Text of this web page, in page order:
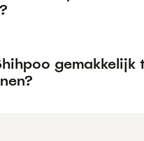
gemakkelijk